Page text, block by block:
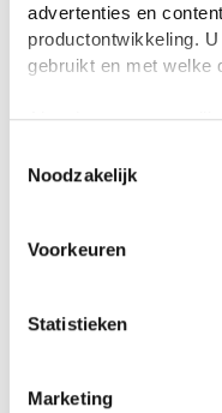
advertenties en
productontwikkeling.
gebruikt en met welke
Als u het toestaat,
locatie, die tot een
scannen op
Lees meer over hoe
U kunt uw
intrekken in de
We gebruiken cookies
Noodzakelijk
Voorkeuren
Statistieken
Marketing
Populaire
Van